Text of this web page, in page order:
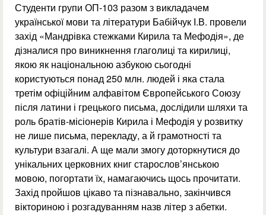
Студенти групи ОП-103 разом з викладачем
української мови та літератури Бабійчук І.В. провели
захід «Мандрівка стежками Кирила та Мефодія», де
дізналися про виникнення глаголиці та кирилиці,
якою як національною азбукою сьогодні
користуються понад 250 млн. людей і яка стала
третім офіційним алфавітом Європейського Союзу
після латини і грецького письма, дослідили шляхи та
роль братів-місіонерів Кирила і Мефодія у розвитку
не лише письма, перекладу, а й грамотності та
культури взагалі. А ще мали змогу доторкнутися до
унікальних церковних книг старослов’янською
мовою, погортати їх, намагаючись щось прочитати.
Захід пройшов цікаво та пізнавально, закінчився
вікториною і розгадуванням назв літер з абетки.